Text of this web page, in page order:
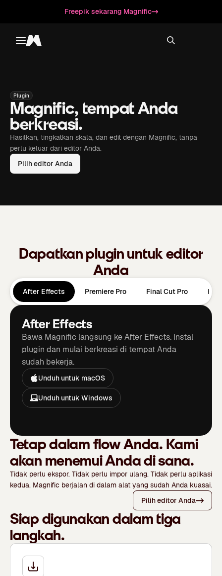
Freepik sekarang Magnific
Toggle menu
Magnific
Plugin
Magnific, tempat Anda
berkreasi.
Hasilkan, tingkatkan skala, dan edit dengan Magnific, tanpa
perlu keluar dari editor Anda.
Pilih editor Anda
Dapatkan plugin untuk editor
Anda
After Effects Premiere Pro Final Cut Pro
After Effects
Bawa Magnific langsung ke After Effects. Instal
plugin dan mulai berkreasi di tempat Anda
sudah bekerja.
Unduh untuk macOS
Unduh untuk Windows
Tetap dalam flow Anda. Kami
akan menemui Anda di sana.
Tidak perlu ekspor. Tidak perlu impor ulang. Tidak perlu aplikasi
kedua. Magnific berjalan di dalam alat yang sudah Anda kuasai.
Pilih editor Anda
Siap digunakan dalam tiga
langkah.